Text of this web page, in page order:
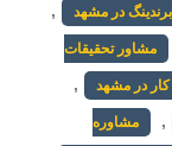
در مشهد ,
مشاور تحقیقات
در مشهد ,
, مشاوره